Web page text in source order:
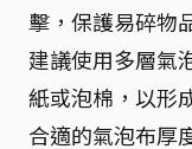
擊，保護易碎物
建議使用多層氣
紙或泡棉，以形
合適的氣泡布厚